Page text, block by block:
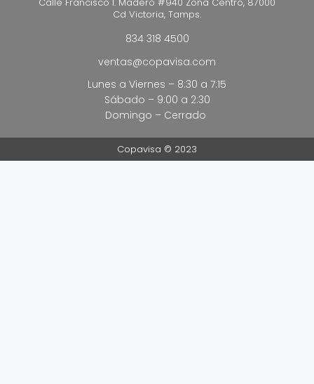
Cd Victoria, Tamps.
834 318 4500
ventas@copavisa.com
Lunes a Viernes – 8:30 a 7:15
Sábado – 9:00 a 2:30
Domingo – Cerrado
Copavisa © 2023